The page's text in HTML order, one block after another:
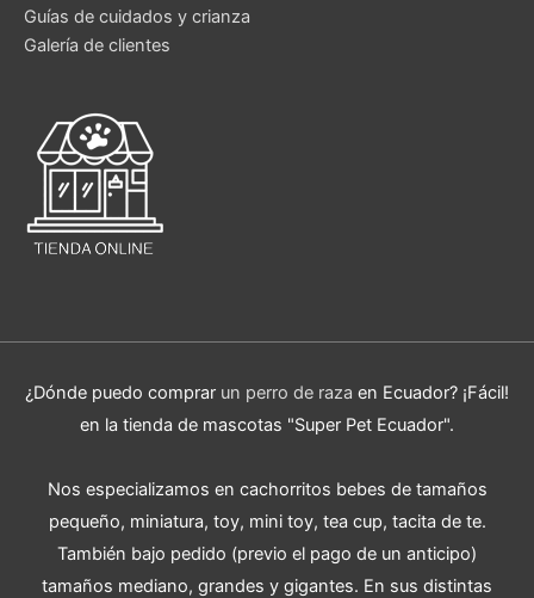
Guías de cuidados y crianza
Galería de clientes
¿Dónde puedo comprar un perro de raza en Ecuador? ¡Fácil!
en la tienda de mascotas "Super Pet Ecuador".
Nos especializamos en cachorritos bebes de tamaños
pequeño, miniatura, toy, mini toy, tea cup, tacita de te.
También bajo pedido (previo el pago de un anticipo)
tamaños mediano, grandes y gigantes. En sus distintas